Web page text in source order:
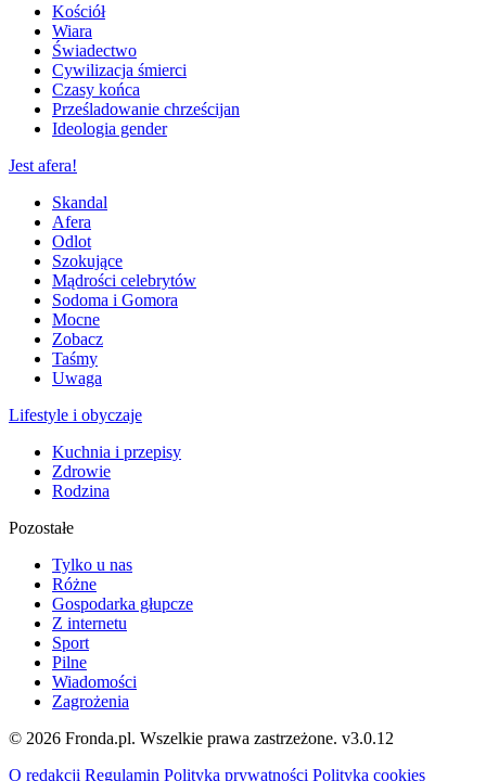
Kościół
Wiara
Świadectwo
Cywilizacja śmierci
Czasy końca
Prześladowanie chrześcijan
Ideologia gender
Jest afera!
Skandal
Afera
Odlot
Szokujące
Mądrości celebrytów
Sodoma i Gomora
Mocne
Zobacz
Taśmy
Uwaga
Lifestyle i obyczaje
Kuchnia i przepisy
Zdrowie
Rodzina
Pozostałe
Tylko u nas
Różne
Gospodarka głupcze
Z internetu
Sport
Pilne
Wiadomości
Zagrożenia
© 2026 Fronda.pl. Wszelkie prawa zastrzeżone. v3.0.12
O redakcji Regulamin Polityka prywatności Polityka cookies